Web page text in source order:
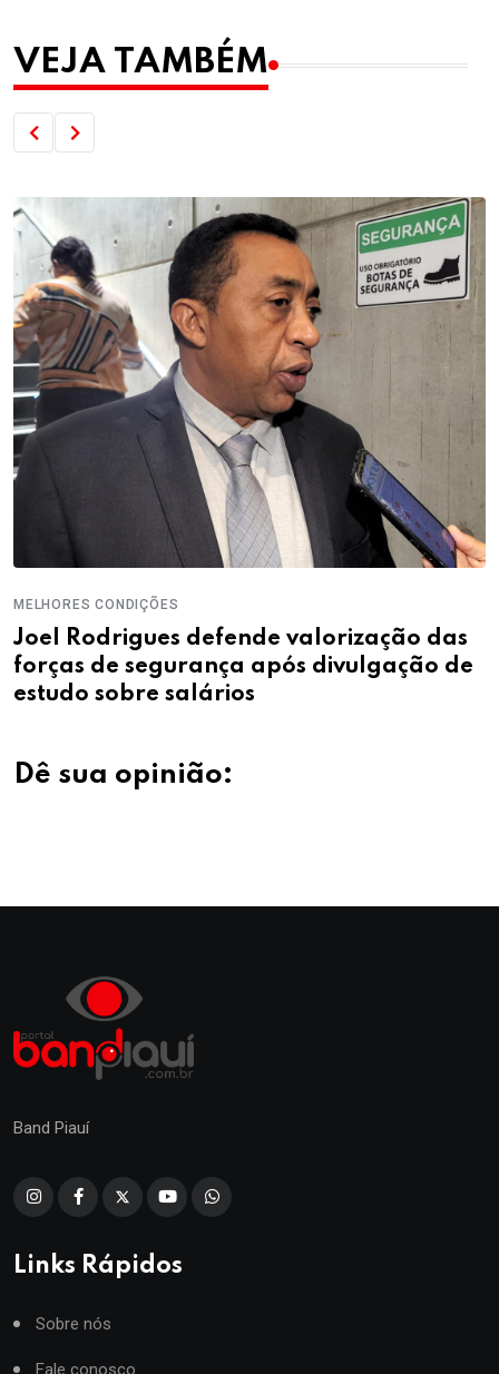
VEJA TAMBÉM
MELHORES CONDIÇÕES
Joel Rodrigues defende valorização das
forças de segurança após divulgação de
estudo sobre salários
Dê sua opinião:
Band Piauí
Links Rápidos
Sobre nós
Fale conosco